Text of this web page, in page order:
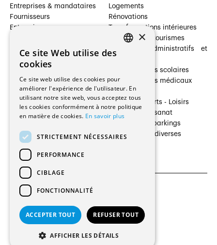
Entreprises & mandataires
Fournisseurs
Entreprises
Architectes paysagistes
Architectes d'intérieur
Entreprises générales
Ingénieurs et mandataires
Fabricants / Fournisseurs
Régies immobilières
Gestion PPE
Logements
Rénovations
Transformations intérieures
Hôtelleries et tourismes
Bâtiments administratifs et
Établissements scolaires
Établissements médicaux
Villas
Cultures - Sports - Loisirs
Industrie - Artisanat
Transports et parkings
Constructions diverses
© 2026 Tous droits réservés
CGU et Politique de confidentialités
×
Ce site Web utilise des
cookies
Ce site web utilise des cookies pour
améliorer l'expérience de l'utilisateur. En
utilisant notre site web, vous acceptez tous
les cookies conformément à notre politique
en matière de cookies. En savoir plus
STRICTEMENT NÉCESSAIRES
PERFORMANCE
CIBLAGE
FONCTIONNALITÉ
ACCEPTER TOUT REFUSER TOUT
AFFICHER LES DÉTAILS